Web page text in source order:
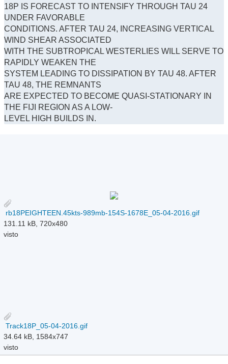
18P IS FORECAST TO INTENSIFY THROUGH TAU 24
UNDER FAVORABLE
CONDITIONS. AFTER TAU 24, INCREASING VERTICAL
WIND SHEAR ASSOCIATED
WITH THE SUBTROPICAL WESTERLIES WILL SERVE TO
RAPIDLY WEAKEN THE
SYSTEM LEADING TO DISSIPATION BY TAU 48. AFTER
TAU 48, THE REMNANTS
ARE EXPECTED TO BECOME QUASI-STATIONARY IN
THE FIJI REGION AS A LOW-
LEVEL HIGH BUILDS IN.
rb18PEIGHTEEN.45kts-989mb-154S-1678E_05-04-2016.gif
131.11 kB, 720x480
visto
Track18P_05-04-2016.gif
34.64 kB, 1584x747
visto